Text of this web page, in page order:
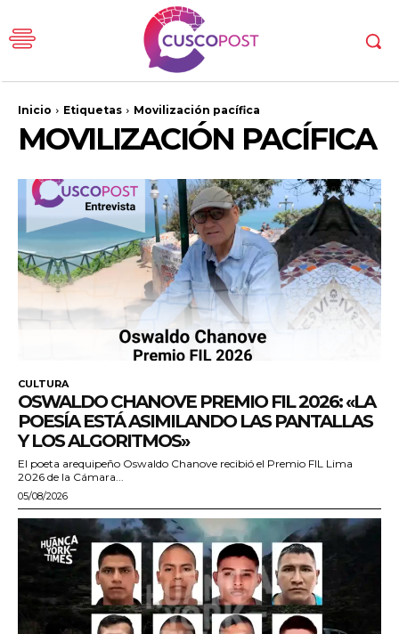
Inicio Etiquetas Movilización pacífica
MOVILIZACIÓN PACÍFICA
CULTURA
OSWALDO CHANOVE PREMIO FIL 2026: «LA
POESÍA ESTÁ ASIMILANDO LAS PANTALLAS
Y LOS ALGORITMOS»
El poeta arequipeño Oswaldo Chanove recibió el Premio FIL Lima
2026 de la Cámara...
05/08/2026